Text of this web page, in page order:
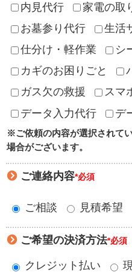
内見代行
家電の取
お墓参り代行
生活
仕分け・軽作業
シ
カギのお困りごと
ガス欠の救援
スマ
データ入力代行
デ
※ご依頼の内容が選択されて
場合がございます。
ご連絡内容*必須
ご相談 見積希望
ご希望の決済方法*必須
クレジット払い